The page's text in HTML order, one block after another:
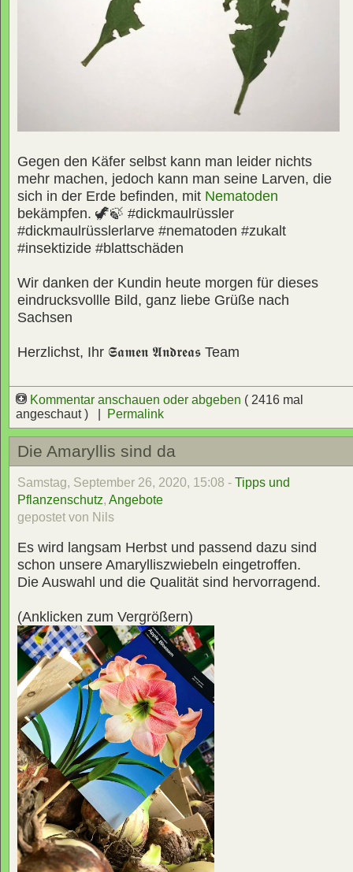
Gegen den Käfer selbst kann man leider nichts
mehr machen, jedoch kann man seine Larven, die
sich in der Erde befinden, mit Nematoden
bekämpfen. 🦖🍃 #dickmaulrüssler
#dickmaulrüsslerlarve #nematoden #zukalt
#insektizide #blattschäden
Wir danken der Kundin heute morgen für dieses
eindrucksvollle Bild, ganz liebe Grüße nach
Sachsen
Herzlichst, Ihr 𝕾𝖆𝖒𝖊𝖓 𝕬𝖓𝖉𝖗𝖊𝖆𝖘 Team
Kommentar anschauen oder abgeben ( 2416 mal
angeschaut ) |
Permalink
Die Amaryllis sind da
Samstag, September 26, 2020, 15:08 - Tipps und
Pflanzenschutz, Angebote
gepostet von Nils
Es wird langsam Herbst und passend dazu sind
schon unsere Amarylliszwiebeln eingetroffen.
Die Auswahl und die Qualität sind hervorragend.
(Anklicken zum Vergrößern)